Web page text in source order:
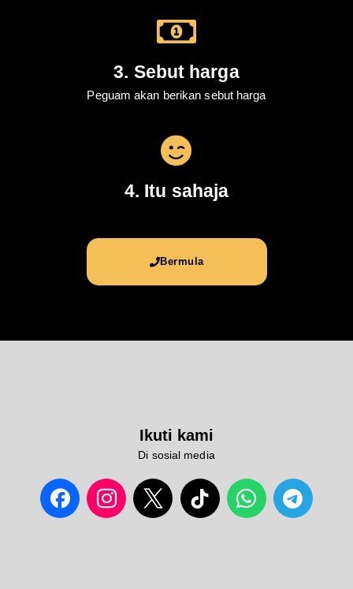
3. Sebut harga
Peguam akan berikan sebut harga
4. Itu sahaja
Bermula
Ikuti kami
Di sosial media